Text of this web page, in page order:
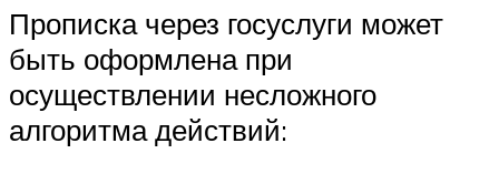
Прописка через госуслуги может
быть оформлена при
осуществлении несложного
алгоритма действий: